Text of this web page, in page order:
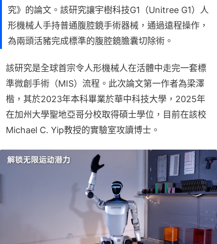
究》的論文。該研究讓宇樹科技G1（Unitree G1）人
形機械人手持普通腹腔鏡手術器械，通過遠程操作，
為兩頭活豬完成標準的腹腔鏡膽囊切除術。
該研究是全球首宗令人形機械人在活體中走完一套標
準微創手術（MIS）流程。此次論文第一作者為梁澤
楷，其於2023年本科畢業於華中科技大學，2025年
在加州大學聖地亞哥分校取得碩士學位，目前在該校
Michael C. Yip教授的實驗室攻讀博士。